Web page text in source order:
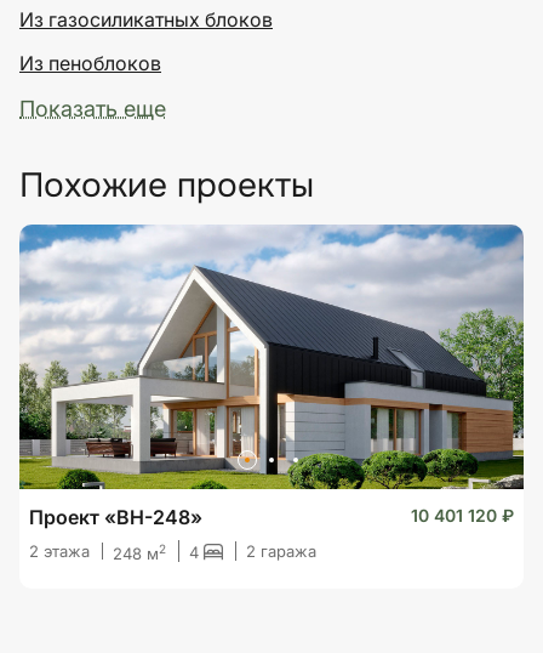
Из газосиликатных блоков
Из пеноблоков
Показать еще
Похожие проекты
Проект «BH-248» 10 401 120 ₽
2 этажа 248 м2 4 2 гаража